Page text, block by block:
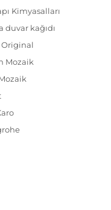
Kimyasalları
duvar kağıdı
Original
Mozaik